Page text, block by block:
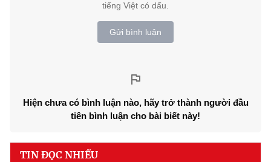
tiếng Việt có dấu.
Gửi bình luận
Hiện chưa có bình luận nào, hãy trở thành người đầu
tiên bình luận cho bài biết này!
TIN ĐỌC NHIỀU